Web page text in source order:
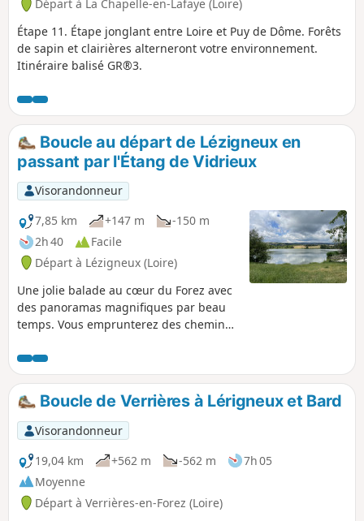
Départ à La Chapelle-en-Lafaye (Loire)
Étape 11. Étape jonglant entre Loire et Puy de Dôme. Forêts
de sapin et clairières alterneront votre environnement.
Itinéraire balisé GR®3.
Boucle au départ de Lézigneux en
passant par l'Étang de Vidrieux
Visorandonneur
7,85 km
+147 m
-150 m
2h 40
Facile
Départ à Lézigneux (Loire)
Une jolie balade au cœur du Forez avec
des panoramas magnifiques par beau
temps. Vous emprunterez des chemins
proportions acceptables. Outre le
passage à proximité de l'Étang de
Vidrieux, cette randonnée emprunte, à
plusieurs reprises, le Chemin de Saint-
Jacques-de-Compostelle.
Boucle de Verrières à Lérigneux et Bard
Visorandonneur
19,04 km
+562 m -562 m
7h 05
Moyenne
Départ à Verrières-en-Forez (Loire)